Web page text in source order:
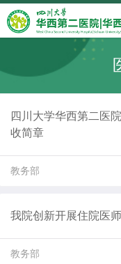
四川大学华西第二医
收简章
教务部
我院创新开展住院医
教务部